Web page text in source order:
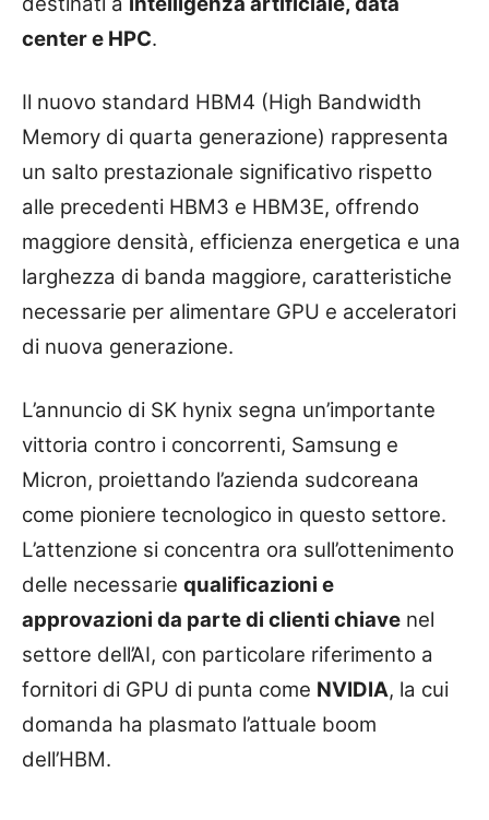
center e HPC.
Il nuovo standard HBM4 (High Bandwidth
Memory di quarta generazione) rappresenta
un salto prestazionale significativo rispetto
alle precedenti HBM3 e HBM3E, offrendo
maggiore densità, efficienza energetica e una
larghezza di banda maggiore, caratteristiche
necessarie per alimentare GPU e acceleratori
di nuova generazione.
L’annuncio di SK hynix segna un’importante
vittoria contro i concorrenti, Samsung e
Micron, proiettando l’azienda sudcoreana
come pioniere tecnologico in questo settore.
L’attenzione si concentra ora sull’ottenimento
delle necessarie qualificazioni e
approvazioni da parte di clienti chiave nel
settore dell’AI, con particolare riferimento a
fornitori di GPU di punta come NVIDIA, la cui
domanda ha plasmato l’attuale boom
dell’HBM.